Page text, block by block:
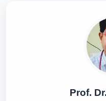
Prof.